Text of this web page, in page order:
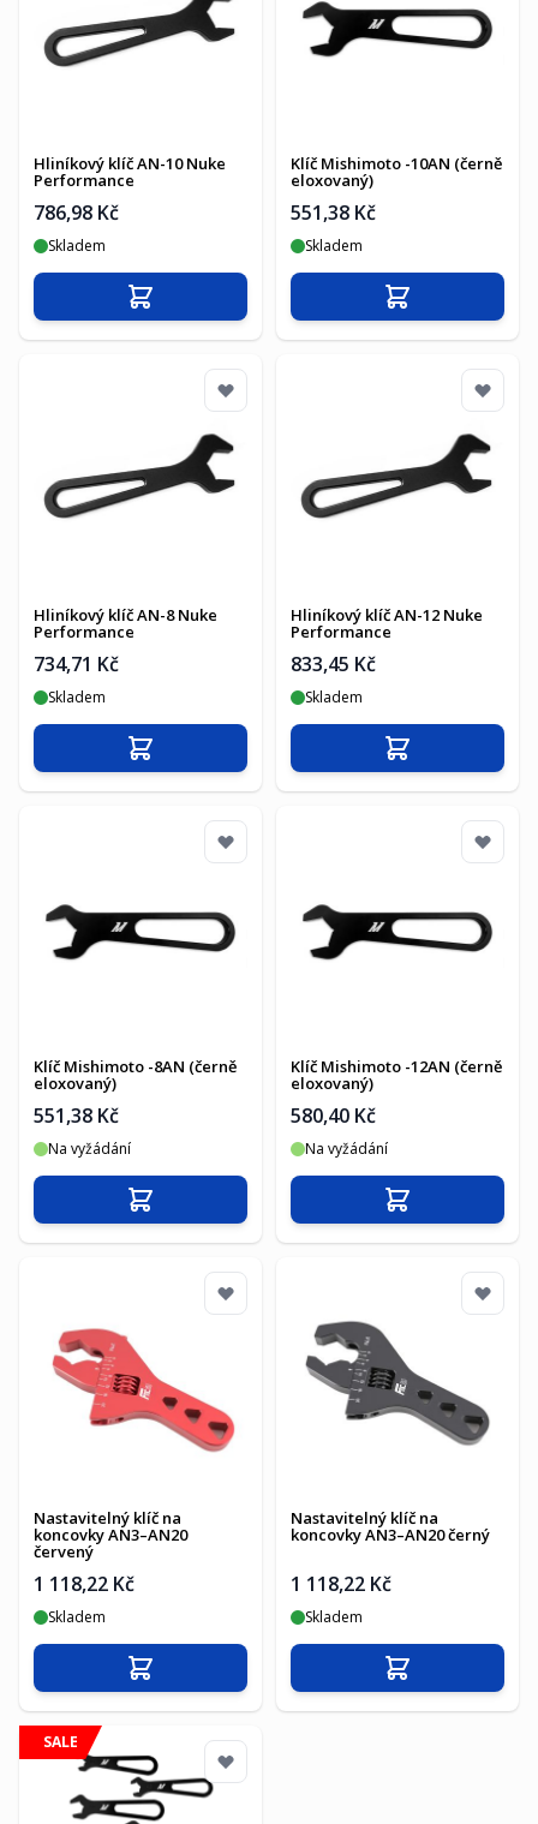
Hliníkový klíč AN-10 Nuke
Performance
786,98 Kč
Skladem
Přidat do košíku
Klíč Mishimoto -10AN (černě
eloxovaný)
551,38 Kč
Skladem
Přidat do košíku
Hliníkový klíč AN-8 Nuke
Performance
734,71 Kč
Skladem
Přidat do košíku
Hliníkový klíč AN-12 Nuke
Performance
833,45 Kč
Skladem
Přidat do košíku
Klíč Mishimoto -8AN (černě
eloxovaný)
551,38 Kč
Na vyžádání
Přidat do košíku
Klíč Mishimoto -12AN (černě
eloxovaný)
580,40 Kč
Na vyžádání
Přidat do košíku
Nastavitelný klíč na
koncovky AN3–AN20
červený
1 118,22 Kč
Skladem
Přidat do košíku
Nastavitelný klíč na
koncovky AN3–AN20 černý
1 118,22 Kč
Skladem
Přidat do košíku
SALE